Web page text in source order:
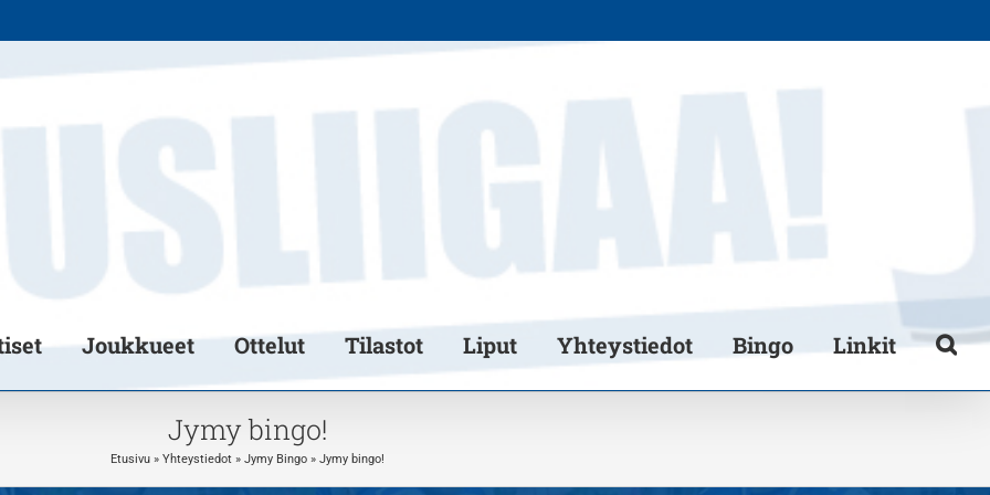
Joukkueet Ottelut Tilastot Liput Yhteystiedot Bingo Linkit
Jymy bingo!
Etusivu » Yhteystiedot » Jymy Bingo » Jymy bingo!